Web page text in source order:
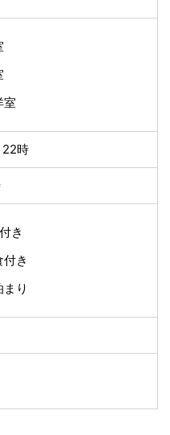
室
22時
き
き
り